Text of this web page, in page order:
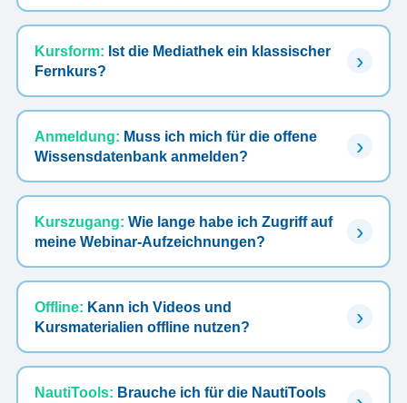
Kursform: Ist die Mediathek ein klassischer
Fernkurs?
Anmeldung: Muss ich mich für die offene
Wissensdatenbank anmelden?
Kurszugang: Wie lange habe ich Zugriff auf
meine Webinar-Aufzeichnungen?
Offline: Kann ich Videos und
Kursmaterialien offline nutzen?
NautiTools: Brauche ich für die NautiTools